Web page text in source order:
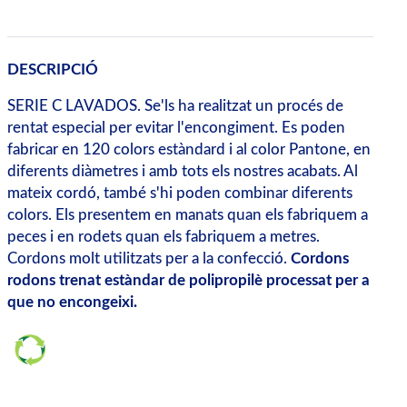
DESCRIPCIÓ
SERIE C LAVADOS. Se'ls ha realitzat un procés de
rentat especial per evitar l'encongiment. Es poden
fabricar en 120 colors estàndard i al color Pantone, en
diferents diàmetres i amb tots els nostres acabats. Al
mateix cordó, també s'hi poden combinar diferents
colors. Els presentem en manats quan els fabriquem a
peces i en rodets quan els fabriquem a metres.
Cordons molt utilitzats per a la confecció. Cordons
rodons trenat estàndar de polipropilè processat per a
que no encongeixi.